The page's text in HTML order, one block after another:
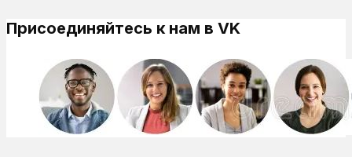
Присоединяйтесь к нам в VK